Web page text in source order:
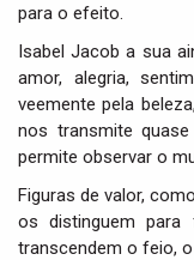
para o efeito.
Isabel Jacob a sua
amor, alegria,
veemente pela
nos transmite
permite observar o
Figuras de valor,
os distinguem
transcendem o feio,